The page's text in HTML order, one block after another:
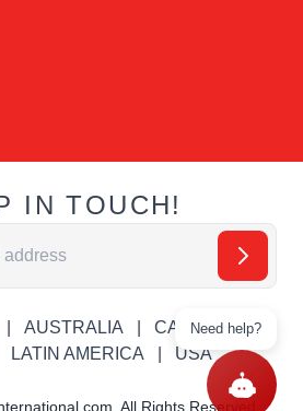
IN TOUCH!
AUSTRALIA
CANADA
LATIN AMERICA USA
All Rights Reserved.
Need help?